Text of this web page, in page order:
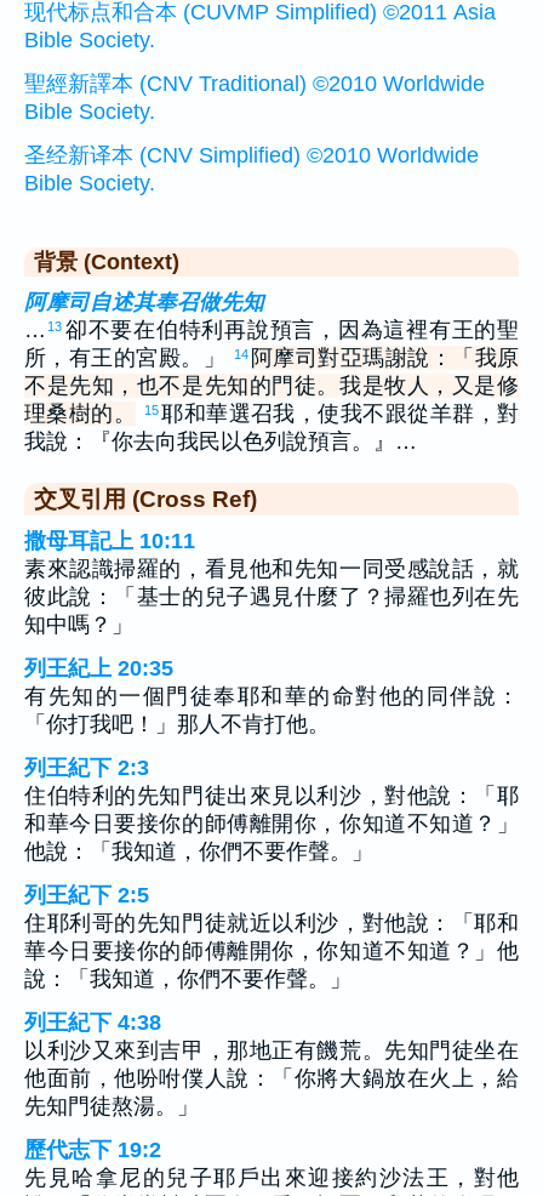
现代标点和合本 (CUVMP Simplified) ©2011 Asia
Bible Society.
聖經新譯本 (CNV Traditional) ©2010 Worldwide
Bible Society.
圣经新译本 (CNV Simplified) ©2010 Worldwide
Bible Society.
背景 (Context)
阿摩司自述其奉召做先知
… 13 卻不要在伯特利再說預言，因為這裡有王的聖
所，有王的宮殿。」
14 阿摩司對亞瑪謝說：「我原
不是先知，也不是先知的門徒。我是牧人，又是修
理桑樹的。
15耶和華選召我，使我不跟從羊群，對
我說：『你去向我民以色列說預言。』…
交叉引用 (Cross Ref)
撒母耳記上 10:11
素來認識掃羅的，看見他和先知一同受感說話，就
彼此說：「基士的兒子遇見什麼了？掃羅也列在先
知中嗎？」
列王紀上 20:35
有先知的一個門徒奉耶和華的命對他的同伴說：
「你打我吧！」那人不肯打他。
列王紀下 2:3
住伯特利的先知門徒出來見以利沙，對他說：「耶
和華今日要接你的師傅離開你，你知道不知道？」
他說：「我知道，你們不要作聲。」
列王紀下 2:5
住耶利哥的先知門徒就近以利沙，對他說：「耶和
華今日要接你的師傅離開你，你知道不知道？」他
說：「我知道，你們不要作聲。」
列王紀下 4:38
以利沙又來到吉甲，那地正有饑荒。先知門徒坐在
他面前，他吩咐僕人說：「你將大鍋放在火上，給
先知門徒熬湯。」
歷代志下 19:2
先見哈拿尼的兒子耶戶出來迎接約沙法王，對他